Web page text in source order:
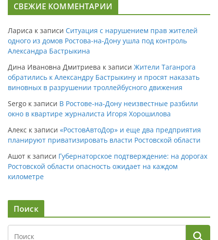
СВЕЖИЕ КОММЕНТАРИИ
Лариса к записи Ситуация с нарушением прав жителей
одного из домов Ростова-на-Дону ушла под контроль
Александра Бастрыкина
Дина Ивановна Дмитриева к записи Жители Таганрога
обратились к Александру Бастрыкину и просят наказать
виновных в разрушении троллейбусного движения
Sergo к записи В Ростове-на-Дону неизвестные разбили
окно в квартире журналиста Игоря Хорошилова
Алекс к записи «РостовАвтоДор» и еще два предприятия
планируют приватизировать власти Ростовской области
Ашот к записи Губернаторское подтверждение: на дорогах
Ростовской области опасность ожидает на каждом
километре
Поиск